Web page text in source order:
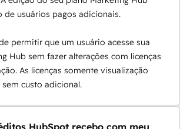
de usuários pagos adicionais.
permitir que um usuário acesse sua
Hub sem fazer alterações com licenças
As licenças somente visualização
custo adicional.